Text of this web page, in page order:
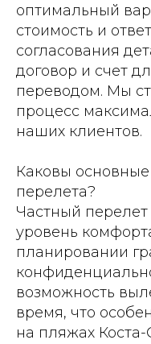
оптимальный
стоимость и
согласования
договор и счет
переводом. Мы
процесс
наших клиентов.
Каковы
перелета?
Частный
уровень
планировании
возможность
время, что
на пляжах